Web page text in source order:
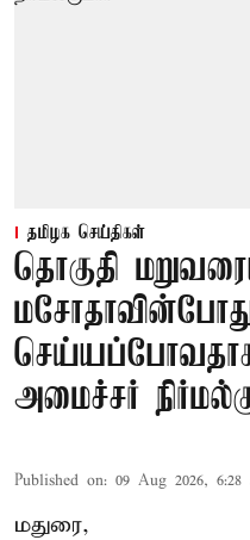
தமிழக செய்திகள்
தொகுதி
மசோதாவின்போது
அமைச்சர்
Published on: 09 Aug 2026, 6:28
மதுரை,